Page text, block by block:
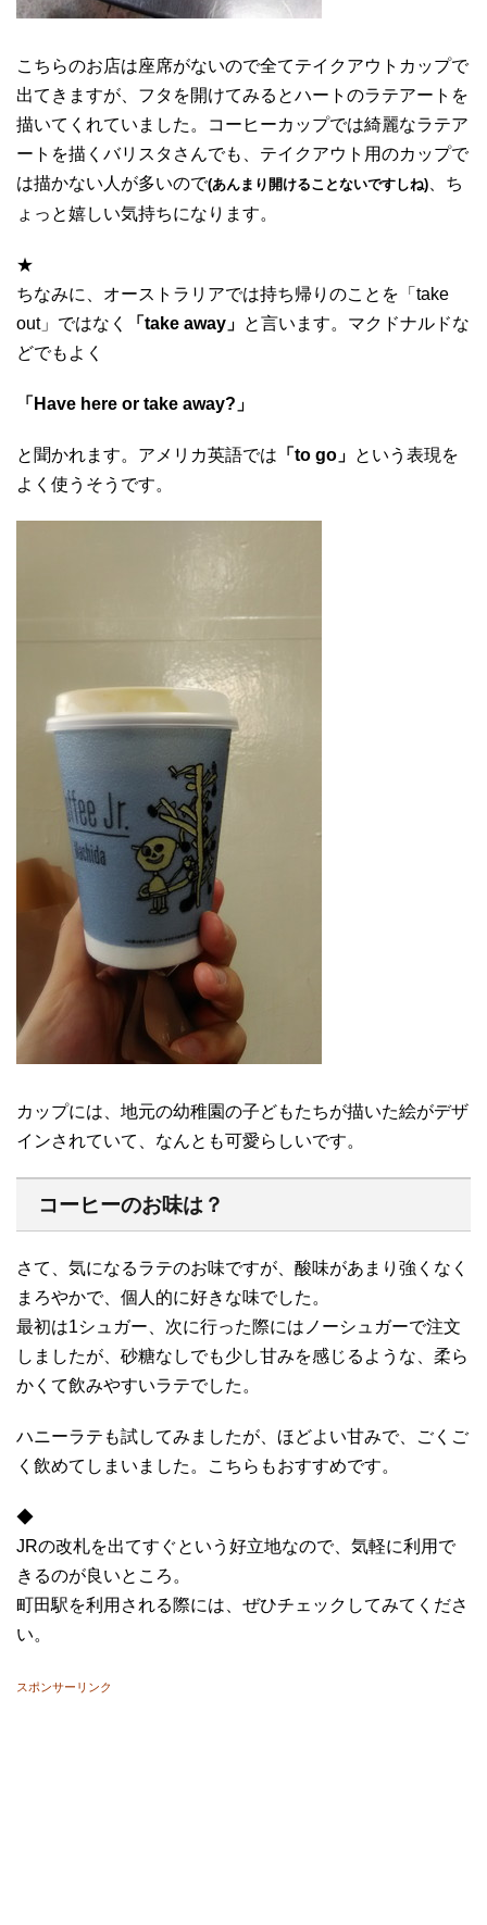
こちらのお店は座席がないので全てテイクアウトカップで
出てきますが、フタを開けてみるとハートのラテアートを
描いてくれていました。コーヒーカップでは綺麗なラテア
ートを描くバリスタさんでも、テイクアウト用のカップで
は描かない人が多いので(あんまり開けることないですしね) 、ち
ょっと嬉しい気持ちになります。
★
ちなみに、オーストラリアでは持ち帰りのことを「take
out」ではなく
「take away」 と言います。マクドナルドな
どでもよく
「Have here or take away?」
と聞かれます。アメリカ英語では 「to go」 という表現を
よく使うそうです。
カップには、地元の幼稚園の子どもたちが描いた絵がデザ
インされていて、なんとも可愛らしいです。
コーヒーのお味は？
さて、気になるラテのお味ですが、酸味があまり強くなく
まろやかで、個人的に好きな味でした。
最初は1シュガー、次に行った際にはノーシュガーで注文
しましたが、砂糖なしでも少し甘みを感じるような、柔ら
かくて飲みやすいラテでした。
ハニーラテも試してみましたが、ほどよい甘みで、ごくご
く飲めてしまいました。こちらもおすすめです。
◆
JRの改札を出てすぐという好立地なので、気軽に利用で
きるのが良いところ。
町田駅を利用される際には、ぜひチェックしてみてくださ
い。
スポンサーリンク